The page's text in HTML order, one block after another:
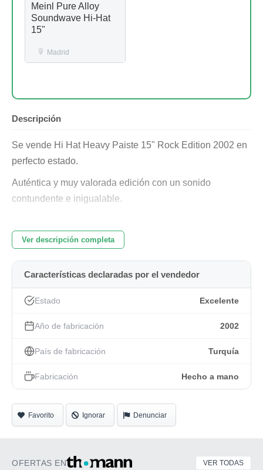
Meinl Pure Alloy
Soundwave Hi-Hat
15"
Madrid
Descripción
Se vende Hi Hat Heavy Paiste 15" Rock Edition 2002 en
perfecto estado.
Auténtica y muy valorada edición con un sonido
contundente e inigualable.
Ver descripción completa
Características declaradas por el vendedor
Estado Excelente
Año de fabricación 2002
País de fabricación Turquía
Fabricación Hecho a mano
Favorito Ignorar Denunciar
OFERTAS EN VER TODAS